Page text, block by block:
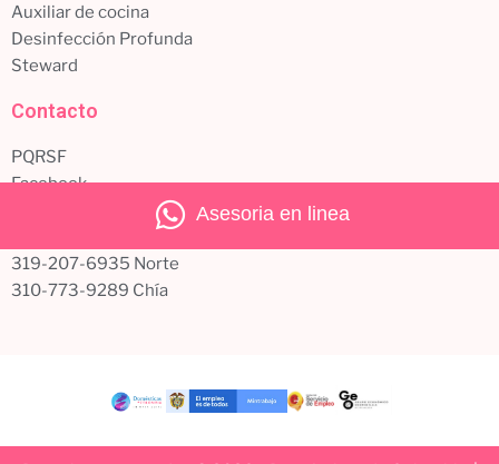
Asesoria en linea
Auxiliar de cocina
Desinfección Profunda
Steward
Contacto
PQRSF
Facebook
319-207-6935 Norte
310-773-9289 Chía